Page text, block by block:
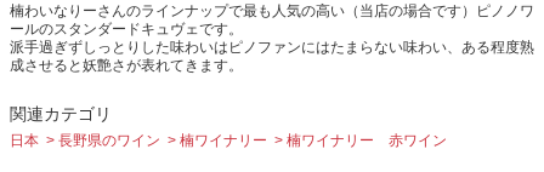
楠わいなりーさんのラインナップで最も人気の高い（当店の場合です）ピノノワ
ールのスタンダードキュヴェです。
派手過ぎずしっとりした味わいはピノファンにはたまらない味わい、ある程度熟
成させると妖艶さが表れてきます。
関連カテゴリ
日本 長野県のワイン 楠ワイナリー 楠ワイナリー 赤ワイン